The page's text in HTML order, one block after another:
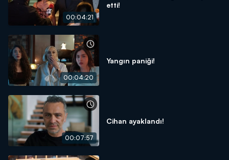
00:04:21
etti!
00:04:20
Yangın paniği!
00:07:57
Cihan ayaklandı!